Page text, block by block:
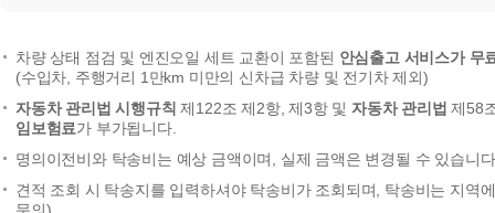
차량 상태 점검 및 엔진오일 세트 교환이 포함된 안심출고 서비스가 무
(수입차, 주행거리 1만km 미만의 신차급 차량 및 전기차 제외)
자동차 관리법 시행규칙 제122조 제2항, 제3항 및자동차 관리법 제58
임보험료가 부가됩니다.
명의이전비와 탁송비는 예상 금액이며, 실제 금액은 변경될 수 있습니
견적 조회 시 탁송지를 입력하셔야 탁송비가 조회되며, 탁송비는 지역